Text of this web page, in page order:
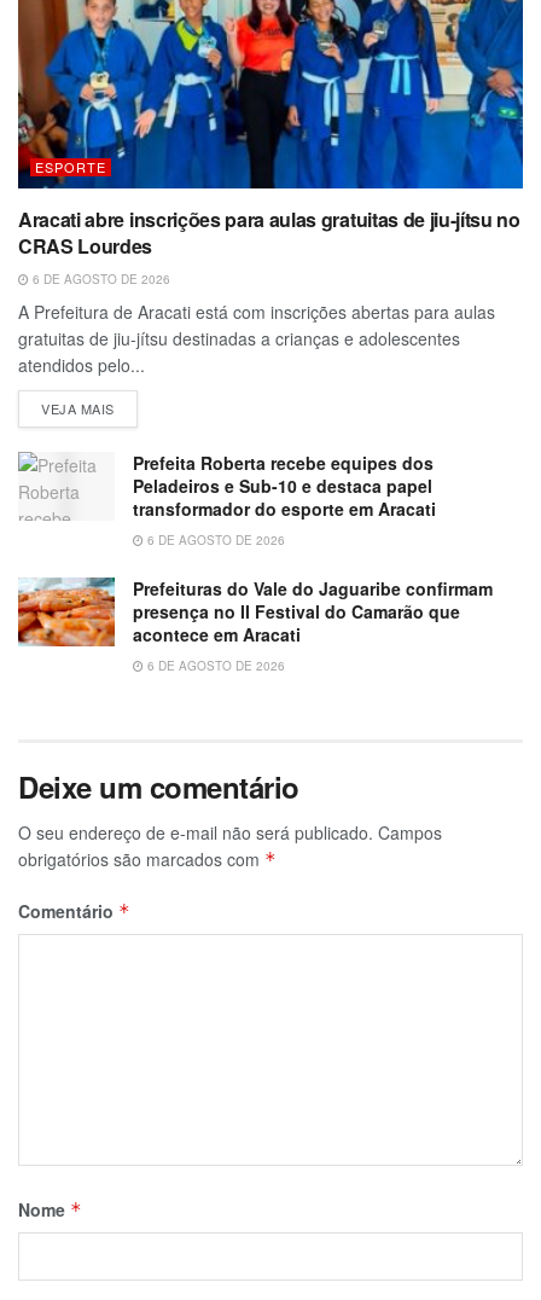
ESPORTE
Aracati abre inscrições para aulas gratuitas de jiu-jítsu no
CRAS Lourdes
6 DE AGOSTO DE 2026
A Prefeitura de Aracati está com inscrições abertas para aulas
gratuitas de jiu-jítsu destinadas a crianças e adolescentes
atendidos pelo...
VEJA MAIS
Prefeita Roberta recebe equipes dos
Peladeiros e Sub-10 e destaca papel
transformador do esporte em Aracati
6 DE AGOSTO DE 2026
Prefeituras do Vale do Jaguaribe confirmam
presença no II Festival do Camarão que
acontece em Aracati
6 DE AGOSTO DE 2026
Deixe um comentário
O seu endereço de e-mail não será publicado. Campos
obrigatórios são marcados com *
Comentário *
Nome *